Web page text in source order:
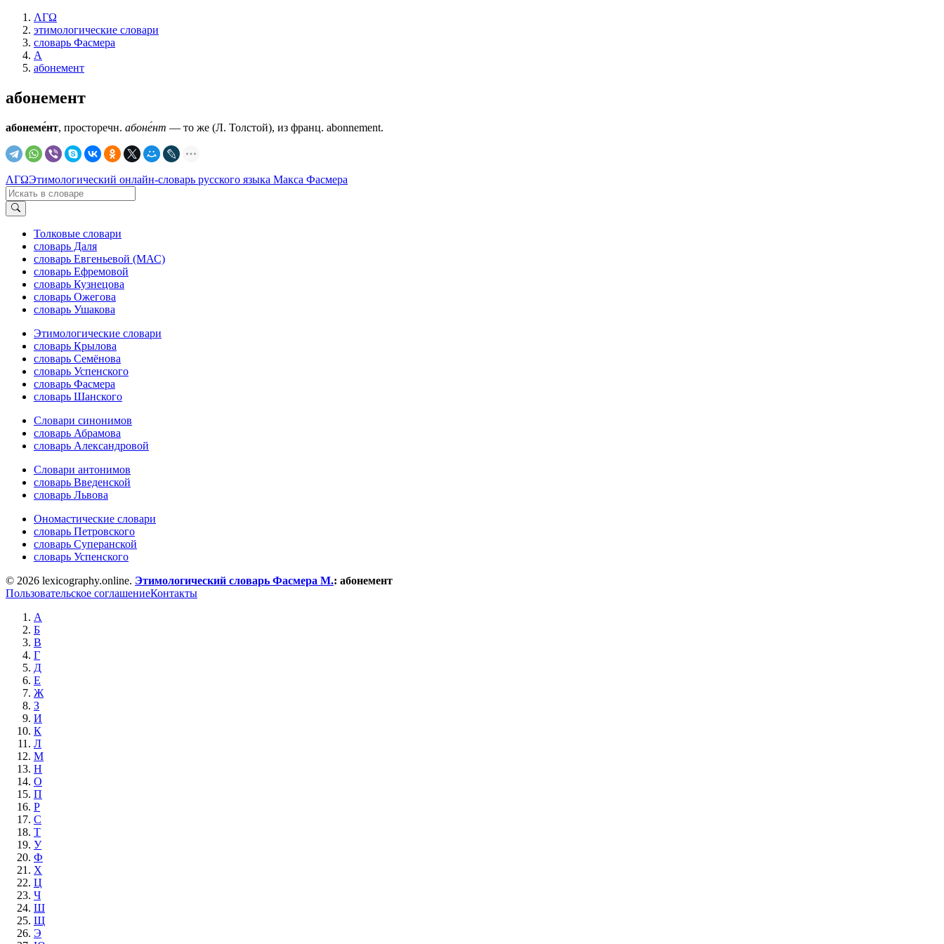
ΛΓΩ
этимологические словари
словарь Фасмера
А
абонемент
абонемент
абонеме́нт, просторечн. абоне́нт — то же (Л. Толстой), из франц. abonnement.
ΛΓΩЭтимологический онлайн-словарь русского языка Макса Фасмера
Толковые словари
словарь Даля
словарь Евгеньевой (МАС)
словарь Ефремовой
словарь Кузнецова
словарь Ожегова
словарь Ушакова
Этимологические словари
словарь Крылова
словарь Семёнова
словарь Успенского
словарь Фасмера
словарь Шанского
Словари синонимов
словарь Абрамова
словарь Александровой
Словари антонимов
словарь Введенской
словарь Львова
Ономастические словари
словарь Петровского
словарь Суперанской
словарь Успенского
© 2026 lexicography.online. Этимологический словарь Фасмера М.: абонемент
Пользовательское соглашениеКонтакты
А
Б
В
Г
Д
Е
Ж
З
И
К
Л
М
Н
О
П
Р
С
Т
У
Ф
Х
Ц
Ч
Ш
Щ
Э